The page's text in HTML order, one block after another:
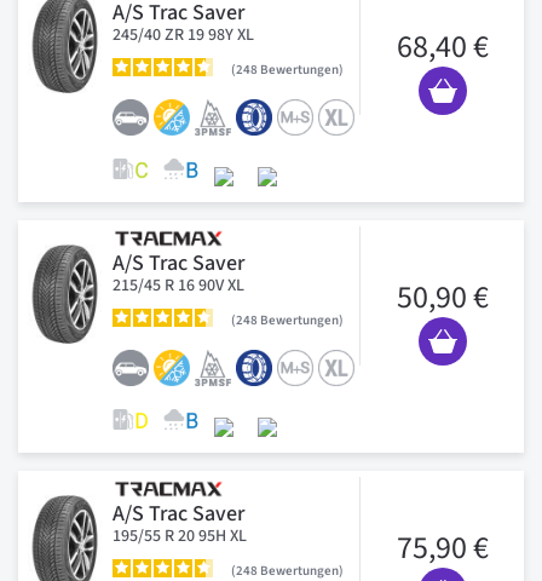
A/S Trac Saver
245/40 ZR 19 98Y XL
248 Bewertungen
68,40 €
A/S Trac Saver
215/45 R 16 90V XL
248 Bewertungen
50,90 €
A/S Trac Saver
195/55 R 20 95H XL
248 Bewertungen
75,90 €